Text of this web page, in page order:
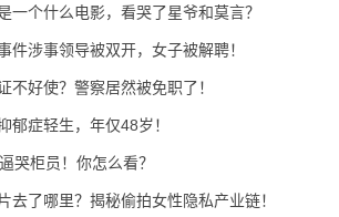
一个什么电影，看哭了星爷和莫言？
件涉事领导被双开，女子被解聘！
不好使？警察居然被免职了！
郁症轻生，年仅48岁！
哭柜员！你怎么看？
去了哪里？揭秘偷拍女性隐私产业链！